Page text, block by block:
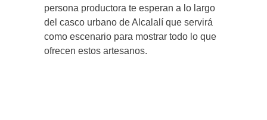
persona productora te esperan a lo largo
del casco urbano de Alcalalí que servirá
como escenario para mostrar todo lo que
ofrecen estos artesanos.